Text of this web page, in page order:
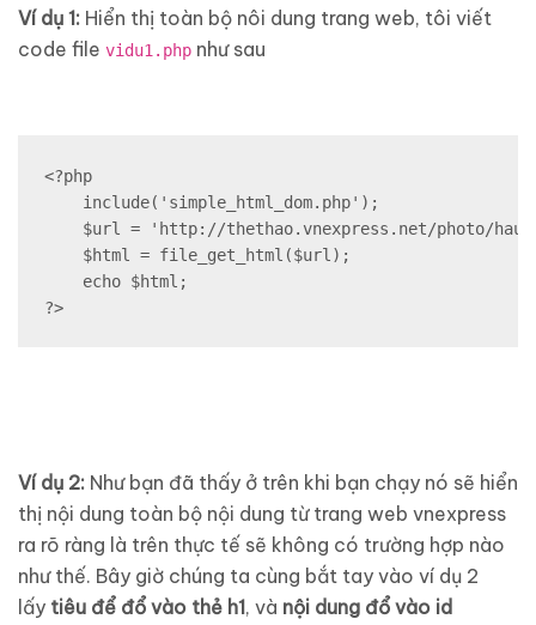
Ví dụ 1: Hiển thị toàn bộ nôi dung trang web, tôi viết
code file vidu1.php như sau
<?php
include('simple_html_dom.php');
$url = 'http://thethao.vnexpress.net/photo/hau-
$html = file_get_html($url);
echo $html;
?>
Ví dụ 2: Như bạn đã thấy ở trên khi bạn chạy nó sẽ hiển
thị nội dung toàn bộ nội dung từ trang web vnexpress
ra rõ ràng là trên thực tế sẽ không có trường hợp nào
như thế. Bây giờ chúng ta cùng bắt tay vào ví dụ 2
lấy tiêu để đổ vào thẻ h1, và nội dung đổ vào id